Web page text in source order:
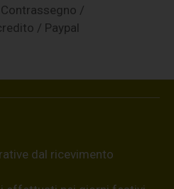
/
/ Paypal
dal ricevimento